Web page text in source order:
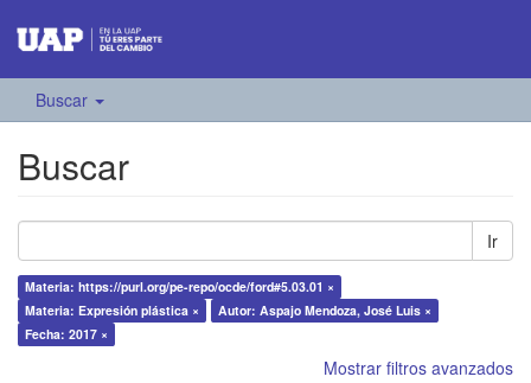
Buscar
Buscar
Ir
Materia: https://purl.org/pe-repo/ocde/ford#5.03.01 ×
Materia: Expresión plástica ×
Autor: Aspajo Mendoza, José Luis ×
Fecha: 2017 ×
Mostrar filtros avanzados